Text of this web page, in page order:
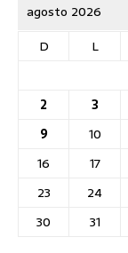
agosto 2026
D
L
2
3
9
10
16
17
23
24
30
31